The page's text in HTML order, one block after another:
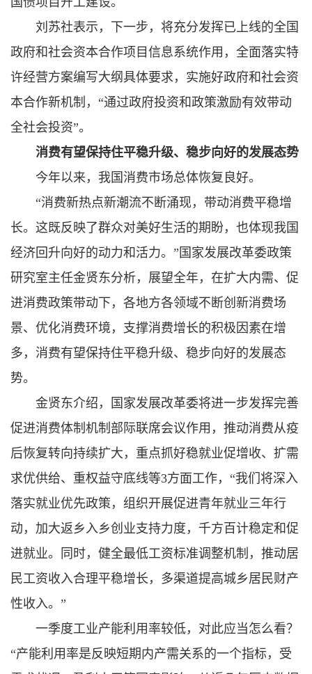
刘苏社表示，下一步，将充分发挥已上线的全国
政府和社会资本合作项目信息系统作用，全面落实特
许经营方案编写大纲具体要求，实施好政府和社会资
本合作新机制，“通过政府投资和政策激励有效带动
全社会投资”。
消费有望保持住平稳升级、稳步向好的发展态势
今年以来，我国消费市场总体恢复良好。
“消费新热点新潮流不断涌现，带动消费平稳增
长。这既反映了群众对美好生活的期盼，也体现我国
经济回升向好的动力和活力。”国家发展改革委政策
研究室主任金贤东分析，展望全年，在扩大内需、促
进消费政策带动下，各地方各领域不断创新消费场
景、优化消费环境，支撑消费增长的积极因素在增
多，消费有望保持住平稳升级、稳步向好的发展态
势。
金贤东介绍，国家发展改革委将进一步发挥完善
促进消费体制机制部际联席会议作用，推动消费从疫
后恢复转向持续扩大，重点抓好稳就业促增收、扩需
求优供给、重权益守底线等3方面工作，“我们将深入
落实就业优先政策，组织开展促进青年就业三年行
动，加大返乡入乡创业支持力度，千方百计稳定和促
进就业。同时，健全最低工资标准调整机制，推动居
民工资收入合理平稳增长，多渠道提高城乡居民财产
性收入。”
一季度工业产能利用率较低，对此应当怎么看？
“产能利用率是反映短期内产需关系的一个指标，受